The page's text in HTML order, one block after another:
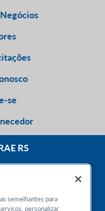
se
RS
24h
semelhantes para
personalizar